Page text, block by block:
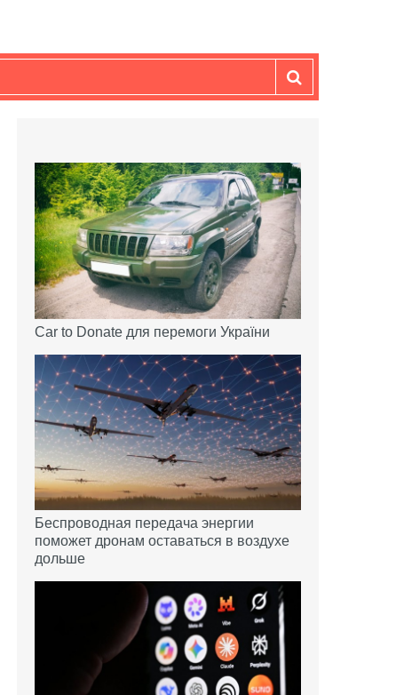
Car to Donate для перемоги України
Беспроводная передача энергии
поможет дронам оставаться в воздухе
дольше